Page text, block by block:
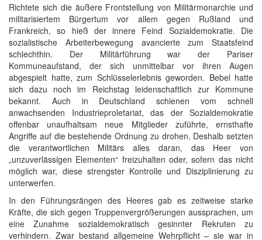
Richtete sich die äußere Frontstellung von Militärmonarchie und
militarisiertem Bürgertum vor allem gegen Rußland und
Frankreich, so hieß der innere Feind Sozialdemokratie. Die
sozialistische Arbeiterbewegung avancierte zum Staatsfeind
schlechthin. Der Militärführung war der Pariser
Kommuneaufstand, der sich unmittelbar vor ihren Augen
abgespielt hatte, zum Schlüsselerlebnis geworden. Bebel hatte
sich dazu noch im Reichstag leidenschaftlich zur Kommune
bekannt. Auch in Deutschland schienen vom schnell
anwachsenden Industrieproletariat, das der Sozialdemokratie
offenbar unaufhaltsam neue Mitglieder zuführte, ernsthafte
Angriffe auf die bestehende Ordnung zu drohen. Deshalb setzten
die verantwortlichen Militärs alles daran, das Heer von
„unzuverlässigen Elementen“ freizuhalten oder, sofern das nicht
möglich war, diese strengster Kontrolle und Disziplinierung zu
unterwerfen.
In den Führungsrängen des Heeres gab es zeitweise starke
Kräfte, die sich gegen Truppenvergrößerungen aussprachen, um
eine Zunahme sozialdemokratisch gesinnter Rekruten zu
verhindern. Zwar bestand allgemeine Wehrpflicht – sie war in